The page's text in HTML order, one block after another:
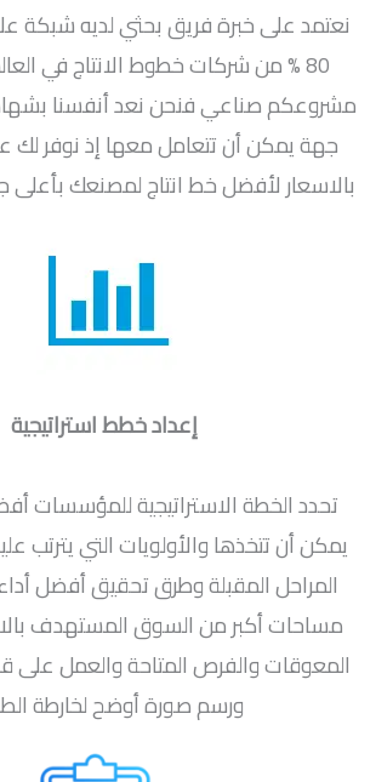
نعتمد على خبرة فريق بحثي لديه شبكة
80 % من شركات خطوط الانتاج في
مشروعكم صناعي فنحن نعد أنفسنا
جهة يمكن أن تتعامل معها إذ نوفر
بالاسعار لأفضل خط انتاج لمصنعك
إعداد خطط استراتيجية
تحدد الخطة الاستراتيجية للمؤسسات
يمكن أن تتخذها والأولويات التي يترتب
المراحل المقبلة وطرق تحقيق أفضل
مساحات أكبر من السوق المستهدف
المعوقات والفرص المتاحة والعمل
ورسم صورة أوضح لخارطة